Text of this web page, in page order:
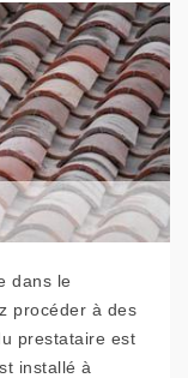
dans le
procéder à des
prestataire est
installé à